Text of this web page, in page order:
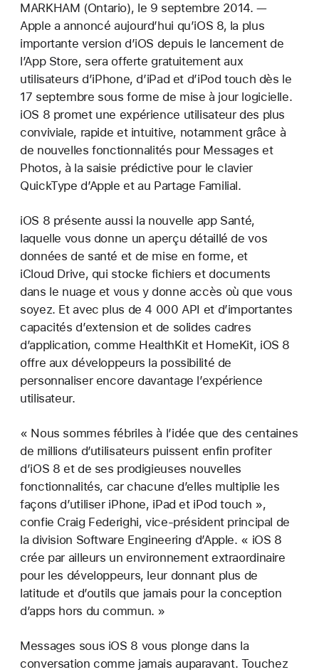
MARKHAM (Ontario), le 9 septembre 2014. —
Apple a annoncé aujourd’hui qu’iOS 8, la plus
importante version d’iOS depuis le lancement de
l’App Store, sera offerte gratuitement aux
utilisateurs d’iPhone, d’iPad et d’iPod touch dès le
17 septembre sous forme de mise à jour logicielle.
iOS 8 promet une expérience utilisateur des plus
conviviale, rapide et intuitive, notamment grâce à
de nouvelles fonctionnalités pour Messages et
Photos, à la saisie prédictive pour le clavier
QuickType d’Apple et au Partage Familial.
iOS 8 présente aussi la nouvelle app Santé,
laquelle vous donne un aperçu détaillé de vos
données de santé et de mise en forme, et
iCloud Drive, qui stocke fichiers et documents
dans le nuage et vous y donne accès où que vous
soyez. Et avec plus de 4 000 API et d’importantes
capacités d’extension et de solides cadres
d’application, comme HealthKit et HomeKit, iOS 8
offre aux développeurs la possibilité de
personnaliser encore davantage l’expérience
utilisateur.
« Nous sommes fébriles à l’idée que des centaines
de millions d’utilisateurs puissent enfin profiter
d’iOS 8 et de ses prodigieuses nouvelles
fonctionnalités, car chacune d’elles multiplie les
façons d’utiliser iPhone, iPad et iPod touch »,
confie Craig Federighi, vice-président principal de
la division Software Engineering d’Apple. « iOS 8
crée par ailleurs un environnement extraordinaire
pour les développeurs, leur donnant plus de
latitude et d’outils que jamais pour la conception
d’apps hors du commun. »
Messages sous iOS 8 vous plonge dans la
conversation comme jamais auparavant. Touchez